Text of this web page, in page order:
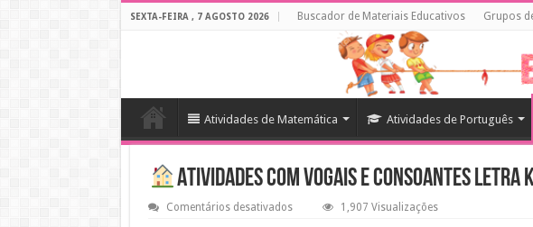
SEXTA-FEIRA , 7 AGOSTO 2026 Buscador de Materiais Educativos Grupos
Atividades de Matemática Atividades de Português
Atividades com Vogais e Consoantes Letra
Comentários desativadosem
1,907 Visualizações